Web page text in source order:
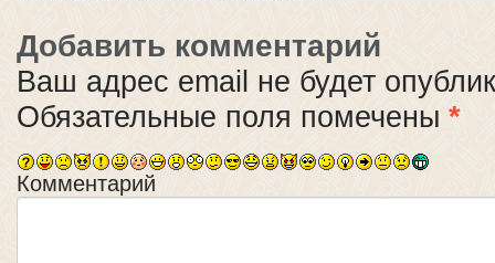
Добавить комментарий
Ваш адрес email не будет
Обязательные поля помечены *
Комментарий